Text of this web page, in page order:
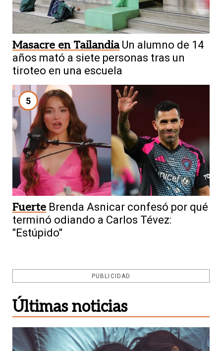
Masacre en Tailandia Un alumno de 14
años mató a siete personas tras un
tiroteo en una escuela
5
Fuerte Brenda Asnicar confesó por qué
terminó odiando a Carlos Tévez:
"Estúpido"
PUBLICIDAD
Últimas noticias